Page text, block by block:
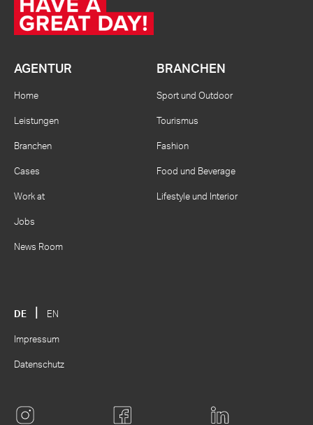
AGENTUR
Home
Leistungen
Branchen
Cases
Work at
Jobs
News Room
BRANCHEN
Sport und Outdoor
Tourismus
Fashion
Food und Beverage
Lifestyle und Interior
DE EN
Impressum
Datenschutz